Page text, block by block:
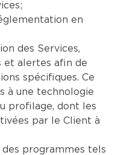
en
des Services,
et alertes afin de
spécifiques. Ce
à une technologie
profilage, dont les
par le Client à
programmes tels